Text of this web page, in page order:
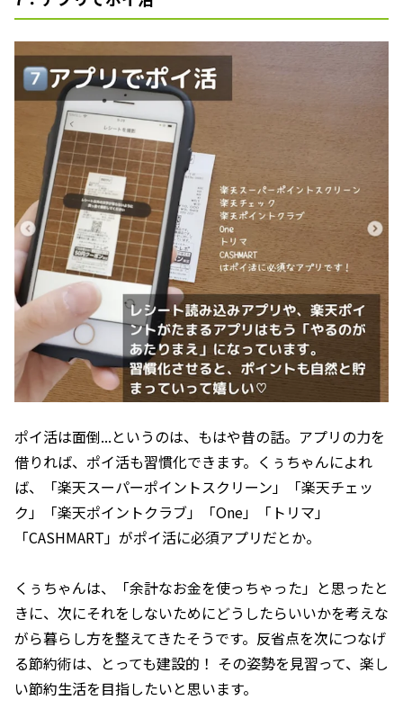
ポイ活は面倒...というのは、もはや昔の話。アプリの力を
借りれば、ポイ活も習慣化できます。くぅちゃんによれ
ば、「楽天スーパーポイントスクリーン」「楽天チェッ
ク」「楽天ポイントクラブ」「One」「トリマ」
「CASHMART」がポイ活に必須アプリだとか。
くぅちゃんは、「余計なお金を使っちゃった」と思ったと
きに、次にそれをしないためにどうしたらいいかを考えな
がら暮らし方を整えてきたそうです。反省点を次につなげ
る節約術は、とっても建設的！ その姿勢を見習って、楽し
い節約生活を目指したいと思います。